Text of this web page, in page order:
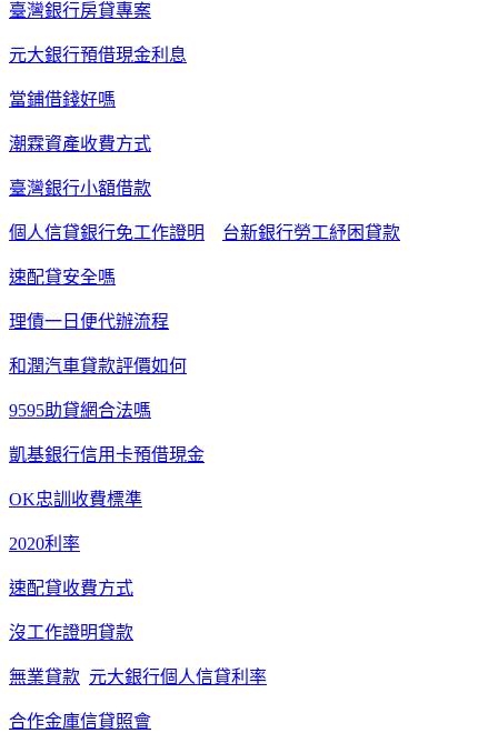
臺灣銀行房貸專案
元大銀行預借現金利息
當鋪借錢好嗎
潮霖資產收費方式
臺灣銀行小額借款
個人信貸銀行免工作證明 台新銀行勞工紓困貸款
速配貸安全嗎
理債一日便代辦流程
和潤汽車貸款評價如何
9595助貸網合法嗎
凱基銀行信用卡預借現金
OK忠訓收費標準
2020利率
速配貸收費方式
沒工作證明貸款
無業貸款 元大銀行個人信貸利率
合作金庫信貸照會